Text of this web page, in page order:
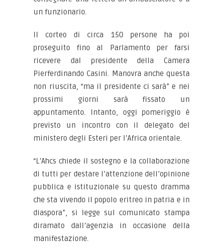
un funzionario.
Il corteo di circa 150 persone ha poi
proseguito fino al Parlamento per farsi
ricevere dal presidente della Camera
Pierferdinando Casini. Manovra anche questa
non riuscita, “ma il presidente ci sarà” e nei
prossimi giorni sarà fissato un
appuntamento. Intanto, oggi pomeriggio è
previsto un incontro con il delegato del
ministero degli Esteri per l’Africa orientale.
“L’Ahcs chiede il sostegno e la collaborazione
di tutti per destare l’attenzione dell’opinione
pubblica e istituzionale su questo dramma
che sta vivendo il popolo eritreo in patria e in
diaspora”, si legge sul comunicato stampa
diramato dall’agenzia in occasione della
manifestazione.